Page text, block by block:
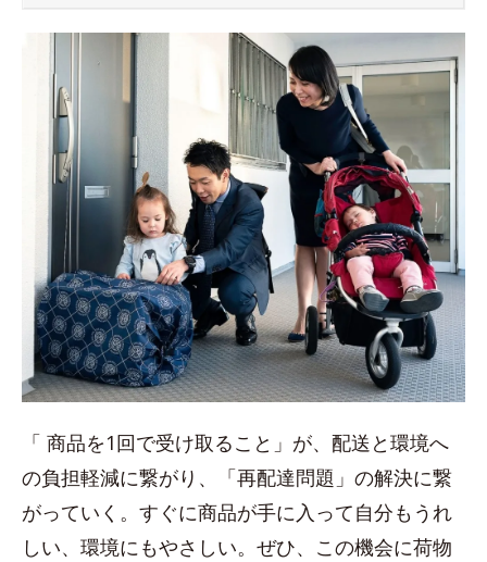
「 商品を1回で受け取ること」が、配送と環境へ
の負担軽減に繋がり、「再配達問題」の解決に繋
がっていく。すぐに商品が手に入って自分もうれ
しい、環境にもやさしい。ぜひ、この機会に荷物